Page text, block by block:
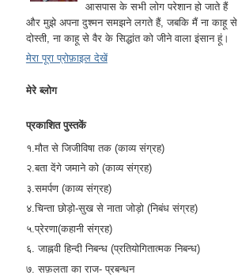
आसपास के सभी लोग परेशान हो जाते हैं
और मुझे अपना दुश्मन समझने लगते हैं, जबकि मैं ना काहू से
दोस्ती, ना काहू से वैर के सिद्धांत को जीने वाला इंसान हूं।
मेरा पूरा प्रोफ़ाइल देखें
मेरे ब्लोग
प्रकाशित पुस्तकें
१.मौत से जिजीविषा तक (काव्य संग्रह)
२.बता देंगे जमाने को (काव्य संग्रह)
३.समर्पण (काव्य संग्रह)
४.चिन्ता छोड़ो-सुख से नाता जोड़ो (निबंध संग्रह)
५.प्रेरणा(कहानी संग्रह)
६. जाह्नवी हिन्दी निबन्ध (प्रतियोगितात्मक निबन्ध)
७. सफ़लता का राज- प्रबन्धन